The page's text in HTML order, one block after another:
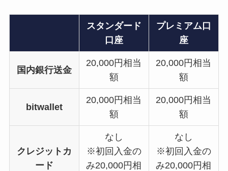
スタンダード
口座
プレミアム口
座
国内銀行送金
20,000円相当
額
20,000円相当
額
bitwallet
20,000円相当
額
20,000円相当
額
クレジットカ
ード
なし
※初回入金の
み20,000円相
なし
※初回入金の
み20,000円相